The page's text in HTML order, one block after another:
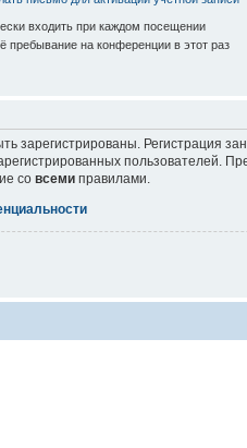
входить при каждом посещении
пребывание на конференции в этот раз
зарегистрированы. Регистрация
пользователей.
со всеми правилами.